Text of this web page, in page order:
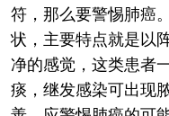
符，那么要警惕肺癌
状，主要特点就是以
净的感觉，这类患者
痰，继发感染可出现